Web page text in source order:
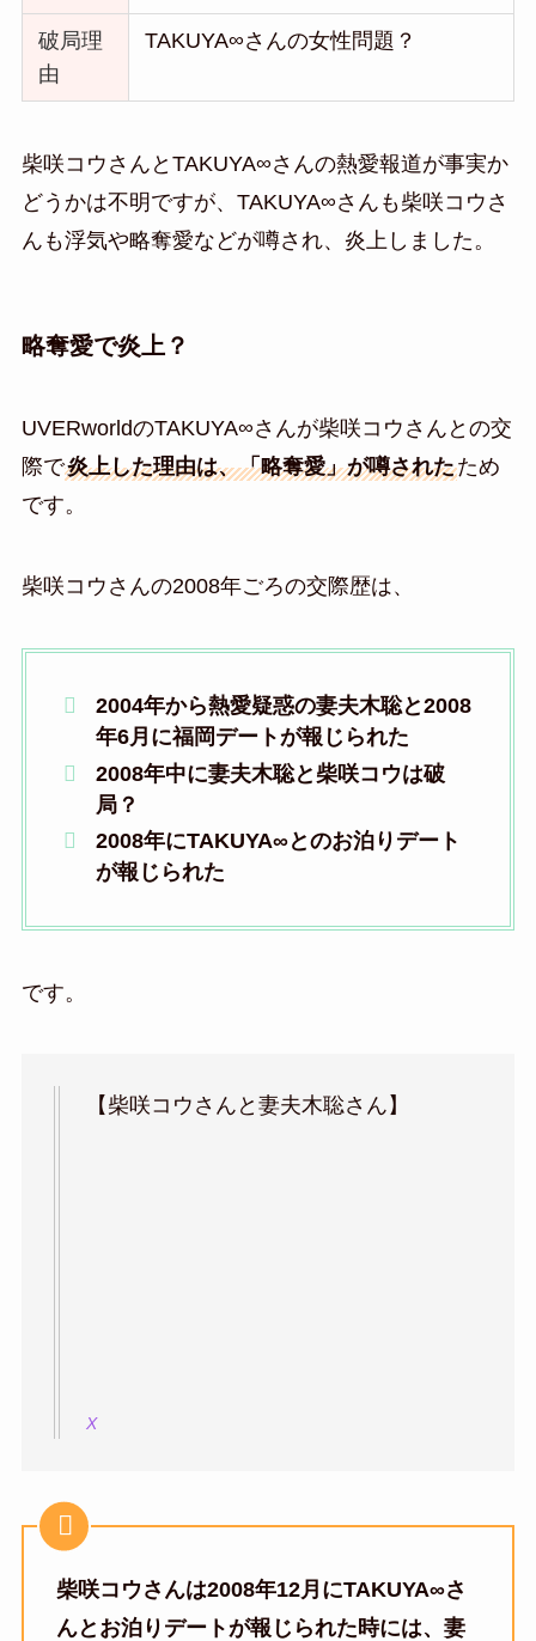
破局理
由
TAKUYA∞さんの女性問題？
柴咲コウさんとTAKUYA∞さんの熱愛報道が事実か
どうかは不明ですが、TAKUYA∞さんも柴咲コウさ
んも浮気や略奪愛などが噂され、炎上しました。
略奪愛で炎上？
UVERworldのTAKUYA∞さんが柴咲コウさんとの交
際で炎上した理由は、「略奪愛」が噂されたため
です。
柴咲コウさんの2008年ごろの交際歴は、
2004年から熱愛疑惑の妻夫木聡と2008
年6月に福岡デートが報じられた
2008年中に妻夫木聡と柴咲コウは破
局？
2008年にTAKUYA∞とのお泊りデート
が報じられた
です。
【柴咲コウさんと妻夫木聡さん】
X
柴咲コウさんは2008年12月にTAKUYA∞さ
んとお泊りデートが報じられた時には、妻